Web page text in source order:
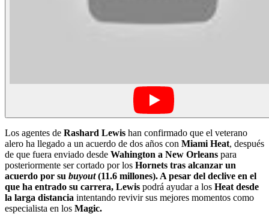
Los agentes de Rashard Lewis han confirmado que el veterano
alero ha llegado a un acuerdo de dos años con Miami Heat, después
de que fuera enviado desde Wahington a New Orleans para
posteriormente ser cortado por los Hornets tras alcanzar un
acuerdo por su buyout(11.6 millones). A pesar del declive en el
que ha entrado su carrera, Lewis podrá ayudar a los Heat desde
la larga distancia intentando revivir sus mejores momentos como
especialista en los Magic.